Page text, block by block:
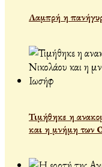
Λαμπρή η
Τιμήθηκε η
και η μνήμη των